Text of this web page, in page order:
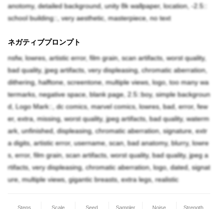
anotomy, detailed background, unity 8k wallpaper, location, -2.5::
school building::, very aesthetic, masterpiece, no text
ネガティブプロンプト
nsfw, lowres, artistic error, film grain, scan artifacts, worst quality,
bad quality, jpeg artifacts, very displeasing, chromatic aberration,
dithering, halftone, screentone, multiple views, logo, too many wa
termarks, negative space, blank page, 2.5::boy, simple backgroun
d, Logo Mark::, dc comics, marvel comics, lowres, bad, error, few
er, extra, missing, worst quality, jpeg artifacts, bad quality, waterm
ark, unfinished, displeasing, chromatic aberration, signature, extr
a digits, artistic error, username, scan, bad anatomy, blurry, lowre
s, error, film grain, scan artifacts, worst quality, bad quality, jpeg a
rtifacts, very displeasing, chromatic aberration, logo, dated, signat
ure, multiple views, gigantic breasts, extra legs, realistic
Steps Scale Seed Sampler Noise Strength